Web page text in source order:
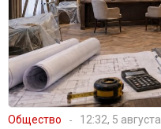
Общество 12:32, 5 августа